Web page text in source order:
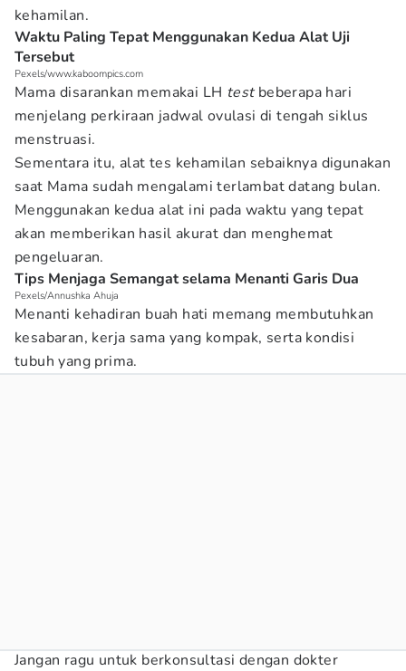
kehamilan.
Waktu Paling Tepat Menggunakan Kedua Alat Uji
Tersebut
Pexels/www.kaboompics.com
Mama disarankan memakai LH testbeberapa hari
menjelang perkiraan jadwal ovulasi di tengah siklus
menstruasi.
Sementara itu, alat tes kehamilan sebaiknya digunakan
saat Mama sudah mengalami terlambat datang bulan.
Menggunakan kedua alat ini pada waktu yang tepat
akan memberikan hasil akurat dan menghemat
pengeluaran.
Tips Menjaga Semangat selama Menanti Garis Dua
Pexels/Annushka Ahuja
Menanti kehadiran buah hati memang membutuhkan
kesabaran, kerja sama yang kompak, serta kondisi
tubuh yang prima.
Jangan ragu untuk berkonsultasi dengan dokter